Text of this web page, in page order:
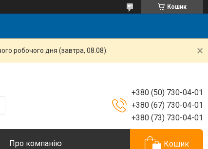
Кошик
робочого дня (завтра, 08.08).
+380 (50) 730-04-01
+380 (67) 730-04-01
+380 (73) 730-04-01
Про компанію Кошик